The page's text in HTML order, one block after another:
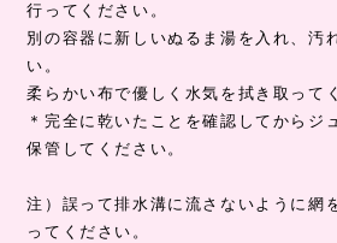
行ってください。
別の容器に新しいぬるま湯を入れ、汚
い。
柔らかい布で優しく水気を拭き取って
＊完全に乾いたことを確認してからジ
保管してください。
注）誤って排水溝に流さないように網
ってください。